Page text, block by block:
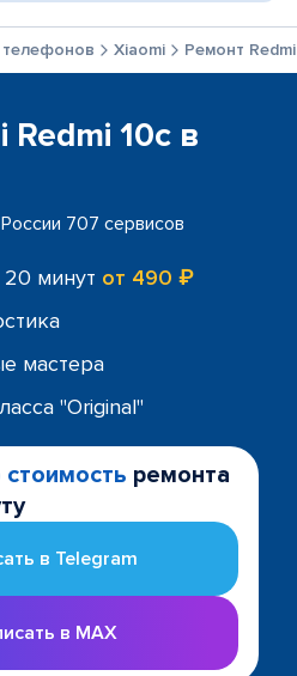
Xiaomi Ремонт
Redmi 10c в
707 сервисов
минут от 490 ₽
мастера
"Original"
ремонта
в Telegram
в MAX